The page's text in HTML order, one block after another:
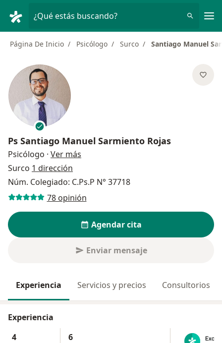
¿Qué estás buscando?
Página De Inicio Psicólogo Surco Santiago Manuel
Ps Santiago Manuel Sarmiento Rojas
Psicólogo · Ver más
Surco 1 dirección
Núm. Colegiado: C.Ps.P N° 37718
78 opinión
Agendar cita
Enviar mensaje
Experiencia Servicios y precios Consultorios
Experiencia
4
6